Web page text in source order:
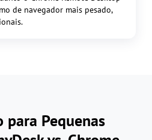
de navegador mais pesado,
para Pequenas